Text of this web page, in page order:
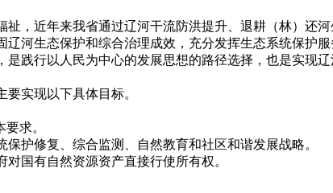
祉，近年来我省通过辽河干流防洪提升、退耕（林）还
河生态保护和综合治理成效，充分发挥生态系统保护
践行以人民为中心的发展思想的路径选择，也是实现
实现以下具体目标。
求。
护修复、综合监测、自然教育和社区和谐发展战略。
国有自然资源资产直接行使所有权。